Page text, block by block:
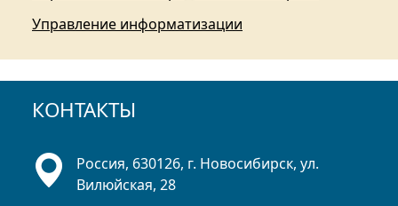
Управление информатизации
КОНТАКТЫ
Россия, 630126, г. Новосибирск, ул.
Вилюйская, 28